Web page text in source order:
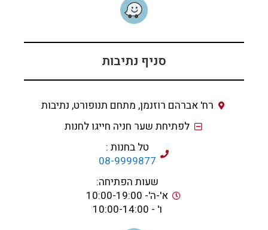
סניף נתיבות
רח' אברהם רוזנמן, מתחם תנופורט, נתיבות
לפתיחת שער חניה חייגו לחנות
טל בחנות :
08-9999877
שעות הפתיחה:
א'-ה'- 10:00-19:00
ו' - 10:00-14:00